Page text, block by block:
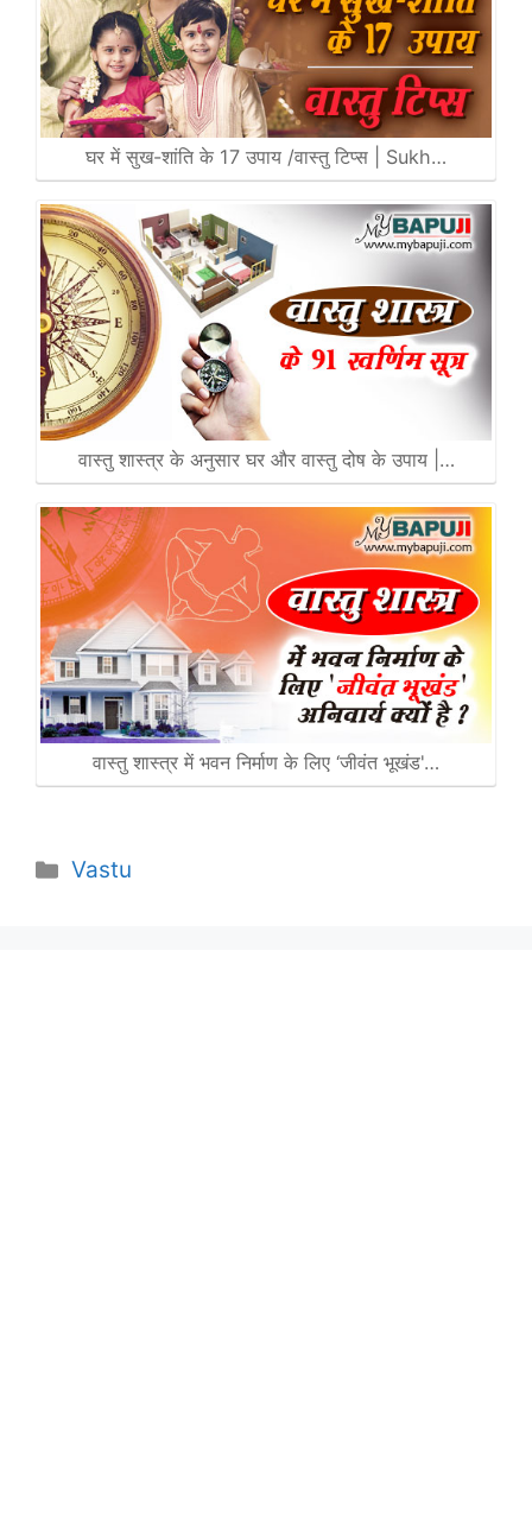
घर में सुख-शांति के 17 उपाय /वास्तु टिप्स | Sukh…
वास्तु शास्त्र के अनुसार घर और वास्तु दोष के उपाय |…
वास्तु शास्त्र में भवन निर्माण के लिए ‘जीवंत भूखंड'…
Categories
Vastu